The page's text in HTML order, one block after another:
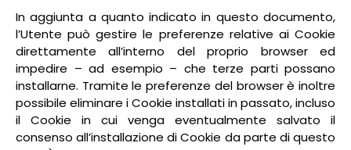
In aggiunta a quanto indicato in questo documento,
l’Utente può gestire le preferenze relative ai Cookie
direttamente all’interno del proprio browser ed
impedire – ad esempio – che terze parti possano
installarne. Tramite le preferenze del browser è inoltre
possibile eliminare i Cookie installati in passato, incluso
il Cookie in cui venga eventualmente salvato il
consenso all’installazione di Cookie da parte di questo